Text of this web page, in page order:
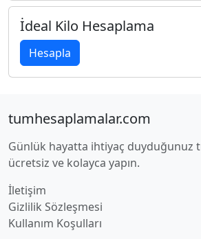
İdeal Kilo Hesaplama
Hesapla
tumhesaplamalar.com
Günlük hayatta ihtiyaç duyduğunuz
ücretsiz ve kolayca yapın.
İletişim
Gizlilik Sözleşmesi
Kullanım Koşulları